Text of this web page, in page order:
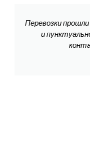
Перевозки
и